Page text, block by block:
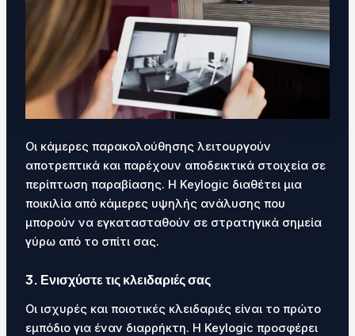
Οι κάμερες παρακολούθησης λειτουργούν
αποτρεπτικά και παρέχουν αποδεικτικά στοιχεία σε
περίπτωση παραβίασης. Η Keylogic διαθέτει μια
ποικιλία από κάμερες υψηλής ανάλυσης που
μπορούν να εγκατασταθούν σε στρατηγικά σημεία
γύρω από το σπίτι σας.
3. Ενισχύστε τις κλειδαριές σας
Οι ισχυρές και ποιοτικές κλειδαριές είναι το πρώτο
εμπόδιο για έναν διαρρήκτη. Η Keylogic προσφέρει